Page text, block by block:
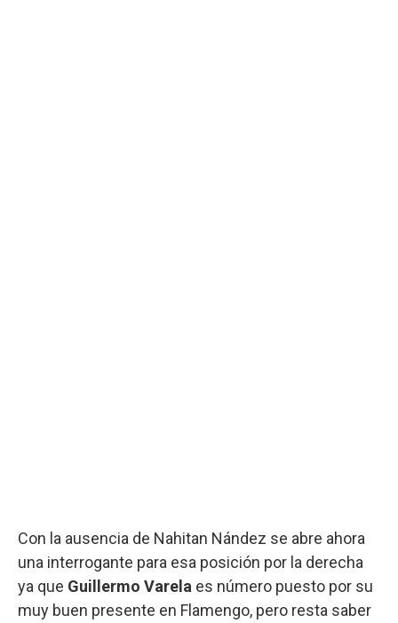
Con la ausencia de Nahitan Nández se abre ahora
una interrogante para esa posición por la derecha
ya que Guillermo Varela es número puesto por su
muy buen presente en Flamengo, pero resta saber